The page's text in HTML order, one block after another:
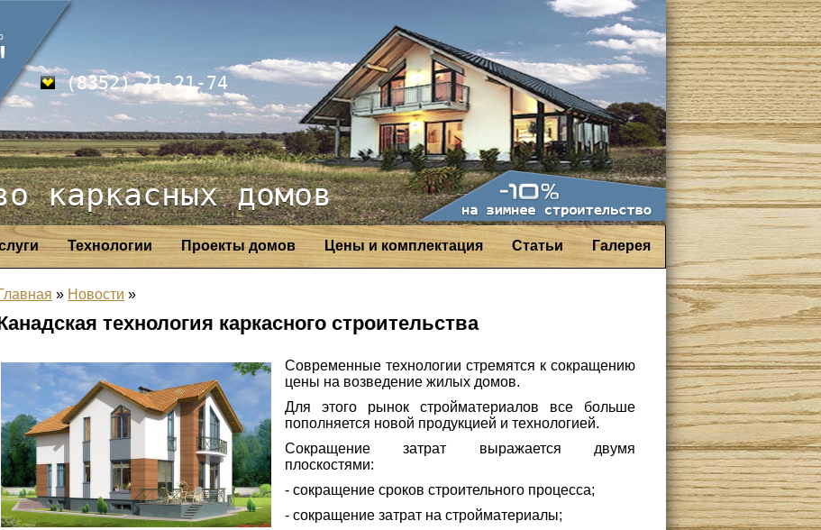
(8352) 21-21-74
каркасных домов
Галерея
Статьи
Цены и комплектация
Проекты домов
Технологии
» Новости »
технология каркасного строительства
Современные технологии стремятся к сокращению
цены на возведение жилых домов.
Для этого рынок стройматериалов все больше
пополняется новой продукцией и технологией.
Сокращение затрат выражается двумя
плоскостями:
- сокращение сроков строительного процесса;
- сокращение затрат на стройматериалы;